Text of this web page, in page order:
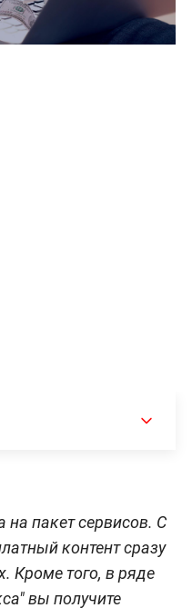
на пакет сервисов. С
контент сразу
Кроме того, в ряде
вы получите